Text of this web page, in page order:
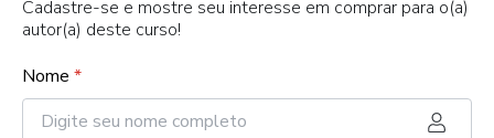
Cadastre-se e mostre seu interesse em comprar para o(a)
autor(a) deste curso!
Nome *